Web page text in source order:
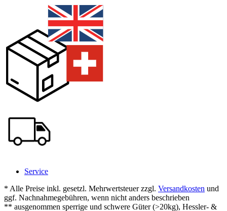
Service
* Alle Preise inkl. gesetzl. Mehrwertsteuer zzgl. Versandkosten und
ggf. Nachnahmegebühren, wenn nicht anders beschrieben
** ausgenommen sperrige und schwere Güter (>20kg), Hessler- &